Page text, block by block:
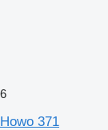
6
Howo 371